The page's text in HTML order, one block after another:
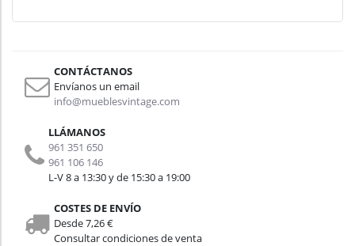
CONTÁCTANOS
Envíanos un email
info@mueblesvintage.com
LLÁMANOS
961 351 650
961 106 146
L-V 8 a 13:30 y de 15:30 a 19:00
COSTES DE ENVÍO
Desde 7,26 €
Consultar condiciones de venta